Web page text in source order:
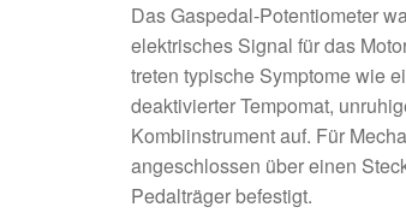
Das Gaspedal-Potentiometer
elektrisches Signal für das
treten typische Symptome wie
deaktivierter Tempomat,
Kombiinstrument auf. Für
angeschlossen über einen
Pedalträger befestigt.